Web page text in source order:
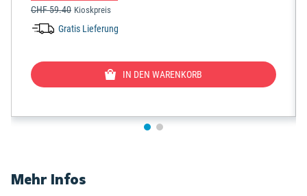
CHF 59.40 Kioskpreis
Gratis Lieferung
IN DEN WARENKORB
Mehr Infos